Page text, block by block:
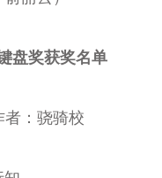
盘奖获奖名单
：骁骑校